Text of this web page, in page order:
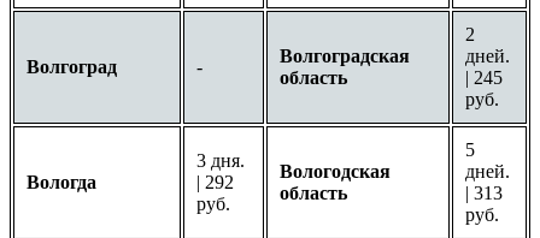
Волгоград -
Волгоградская
область
2
дней.
| 245
руб.
Вологда
3 дня.
| 292
руб.
Вологодская
область
5
дней.
| 313
руб.